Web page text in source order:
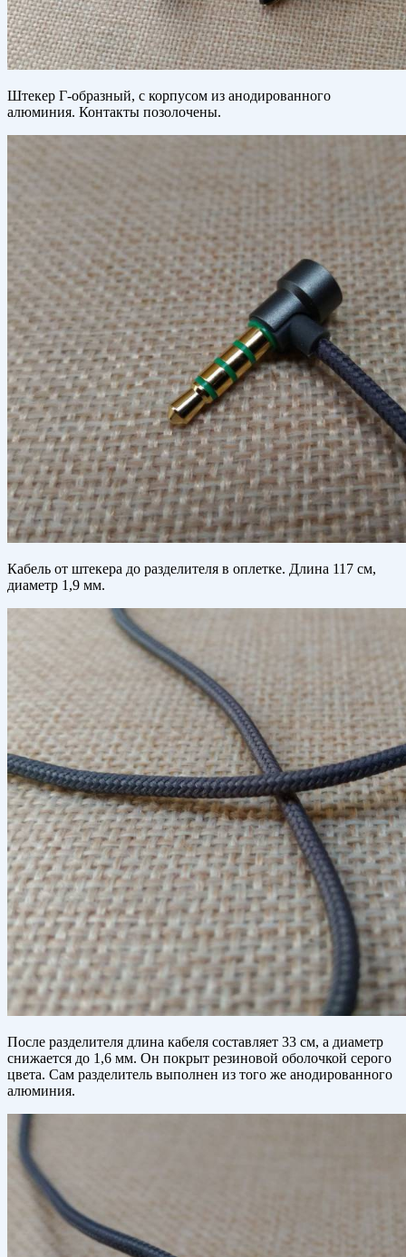
Штекер Г-образный, с корпусом из анодированного
алюминия. Контакты позолочены.
Кабель от штекера до разделителя в оплетке. Длина 117 см,
диаметр 1,9 мм.
После разделителя длина кабеля составляет 33 см, а диаметр
снижается до 1,6 мм. Он покрыт резиновой оболочкой серого
цвета. Сам разделитель выполнен из того же анодированного
алюминия.